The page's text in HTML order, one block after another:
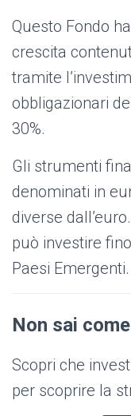
Questo Fondo
crescita
tramite
obbligazionari
30%.
Gli strumenti
denominati in
diverse
può investire
Paesi Emergenti.
Non sai
Scopri che
per scoprire la